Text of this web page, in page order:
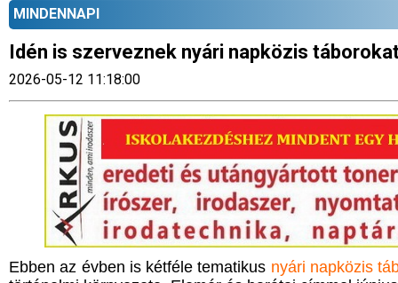
MINDENNAPI
Idén is szerveznek nyári napközis
2026-05-12 11:18:00
Ebben az évben is kétféle tematikus nyári napközis